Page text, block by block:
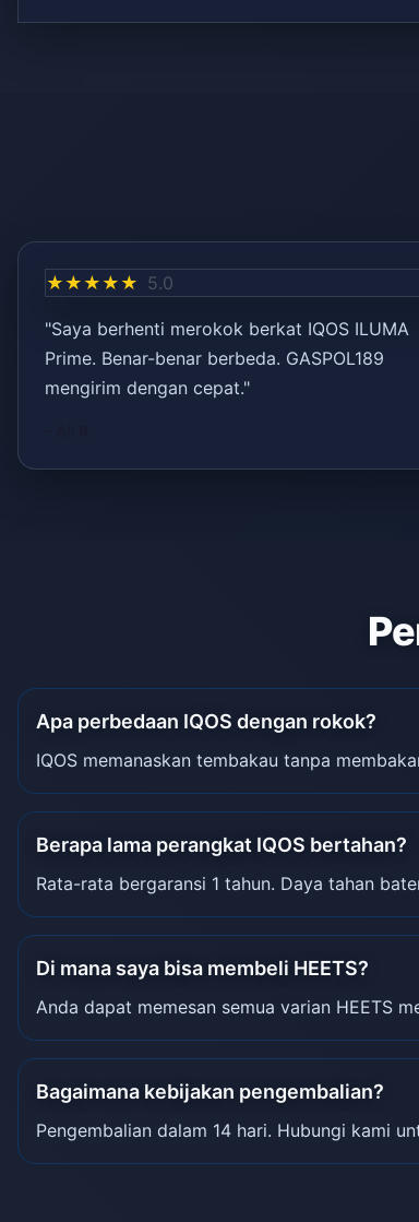
★★★★★ 5.0
"Saya berhenti merokok berkat IQOS ILUMA
Prime. Benar-benar berbeda. GASPOL189
mengirim dengan cepat."
Apa perbedaan IQOS dengan rokok?
IQOS memanaskan tembakau tanpa
Berapa lama perangkat IQOS bertahan?
Rata-rata bergaransi 1 tahun. Daya tahan
Di mana saya bisa membeli HEETS?
Anda dapat memesan semua varian HEETS
Bagaimana kebijakan pengembalian?
Pengembalian dalam 14 hari. Hubungi kami